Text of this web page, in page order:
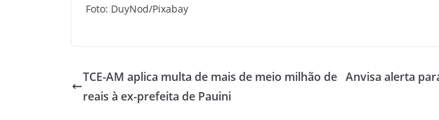
Foto: DuyNod/Pixabay
TCE-AM aplica multa de mais de meio milhão de
reais à ex-prefeita de Pauini
Anvisa alerta